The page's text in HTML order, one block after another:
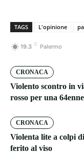
TAGS L'opinione
19.3 C Palermo
CRONACA
Violento scontro in
rosso per una 64enne
CRONACA
Violenta lite a colpi
ferito al viso